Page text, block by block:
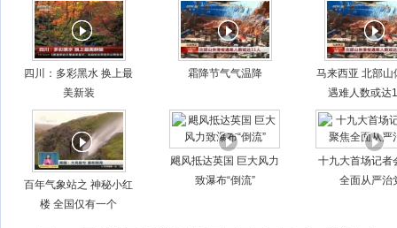
四川：多彩黑水 换上最
美新装
霜降节气气温降
马来西亚 北部山
遇难人数或达
百年气象站之 神秘小红
楼 全国仅有一个
飓风抵达英国 巨大风力
致瀑布“倒流”
十九大首场记者
全面从严治